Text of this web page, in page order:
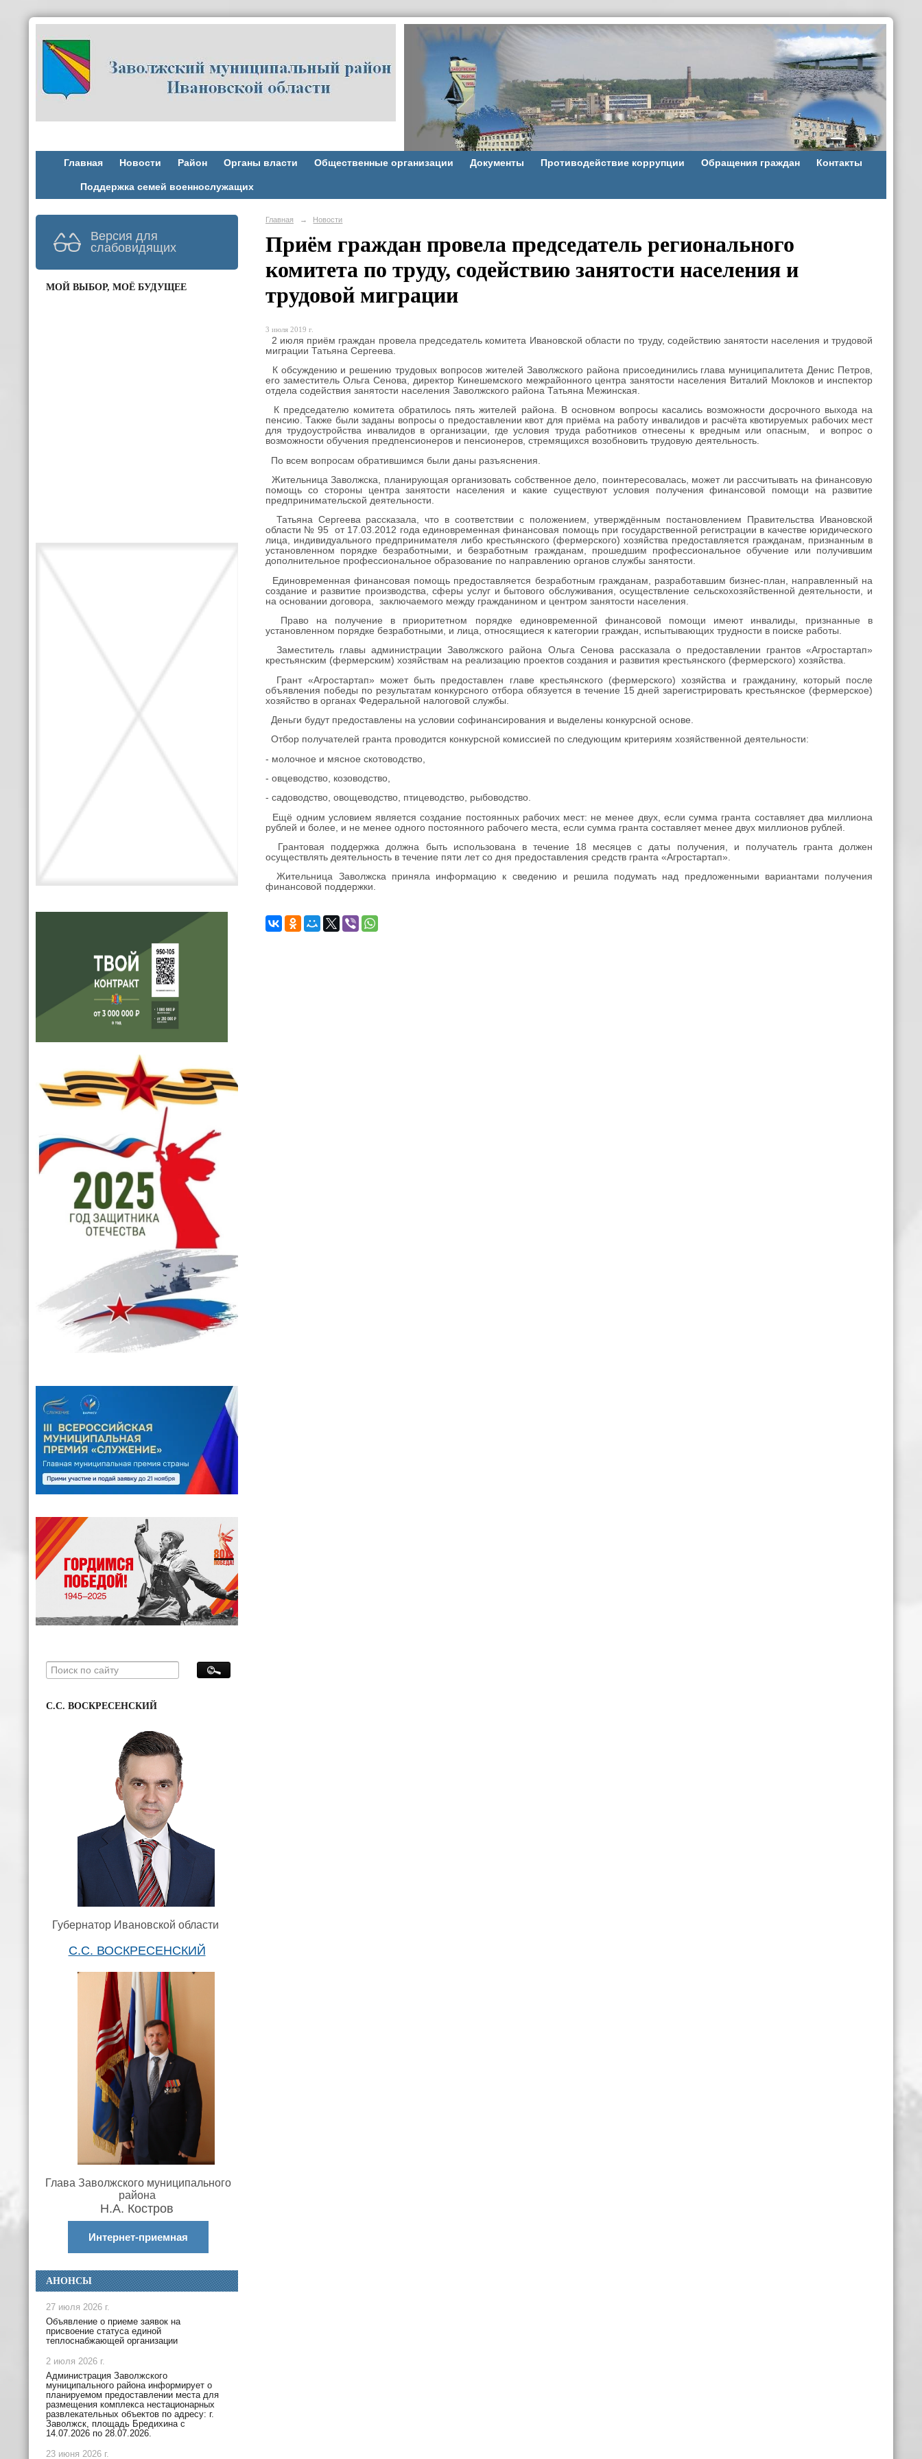
Главная Новости Район Органы власти Общественные организации Документы Противодействие коррупции Обращения граждан Контакты
Поддержка семей военнослужащих
Версия для
слабовидящих
МОЙ ВЫБОР, МОЁ БУДУЩЕЕ
С.С. ВОСКРЕСЕНСКИЙ
Губернатор Ивановской области
С.С. ВОСКРЕСЕНСКИЙ
Глава Заволжского муниципального
района
Н.А. Костров
Интернет-приемная
АНОНСЫ
27 июля 2026 г.
Объявление о приеме заявок на
присвоение статуса единой
теплоснабжающей организации
2 июля 2026 г.
Администрация Заволжского
муниципального района информирует о
планируемом предоставлении места для
размещения комплекса нестационарных
развлекательных объектов по адресу: г.
Заволжск, площадь Бредихина с
14.07.2026 по 28.07.2026.
23 июня 2026 г.
Главная → Новости
Приём граждан провела председатель регионального
комитета по труду, содействию занятости населения и
трудовой миграции
3 июля 2019 г.
2 июля приём граждан провела председатель комитета Ивановской области по труду, содействию занятости населения и трудовой
миграции Татьяна Сергеева.
К обсуждению и решению трудовых вопросов жителей Заволжского района присоединились глава муниципалитета Денис Петров,
его заместитель Ольга Сенова, директор Кинешемского межрайонного центра занятости населения Виталий Моклоков и инспектор
отдела содействия занятости населения Заволжского района Татьяна Межинская.
К председателю комитета обратилось пять жителей района. В основном вопросы касались возможности досрочного выхода на
пенсию. Также были заданы вопросы о предоставлении квот для приёма на работу инвалидов и расчёта квотируемых рабочих мест
для трудоустройства инвалидов в организации, где условия труда работников отнесены к вредным или опасным, и вопрос о
возможности обучения предпенсионеров и пенсионеров, стремящихся возобновить трудовую деятельность.
По всем вопросам обратившимся были даны разъяснения.
Жительница Заволжска, планирующая организовать собственное дело, поинтересовалась, может ли рассчитывать на финансовую
помощь со стороны центра занятости населения и какие существуют условия получения финансовой помощи на развитие
предпринимательской деятельности.
Татьяна Сергеева рассказала, что в соответствии с положением, утверждённым постановлением Правительства Ивановской
области № 95 от 17.03.2012 года единовременная финансовая помощь при государственной регистрации в качестве юридического
лица, индивидуального предпринимателя либо крестьянского (фермерского) хозяйства предоставляется гражданам, признанным в
установленном порядке безработными, и безработным гражданам, прошедшим профессиональное обучение или получившим
дополнительное профессиональное образование по направлению органов службы занятости.
Единовременная финансовая помощь предоставляется безработным гражданам, разработавшим бизнес-план, направленный на
создание и развитие производства, сферы услуг и бытового обслуживания, осуществление сельскохозяйственной деятельности, и
на основании договора, заключаемого между гражданином и центром занятости населения.
Право на получение в приоритетном порядке единовременной финансовой помощи имеют инвалиды, признанные в
установленном порядке безработными, и лица, относящиеся к категории граждан, испытывающих трудности в поиске работы.
Заместитель главы администрации Заволжского района Ольга Сенова рассказала о предоставлении грантов «Агростартап»
крестьянским (фермерским) хозяйствам на реализацию проектов создания и развития крестьянского (фермерского) хозяйства.
Грант «Агростартап» может быть предоставлен главе крестьянского (фермерского) хозяйства и гражданину, который после
объявления победы по результатам конкурсного отбора обязуется в течение 15 дней зарегистрировать крестьянское (фермерское)
хозяйство в органах Федеральной налоговой службы.
Деньги будут предоставлены на условии софинансирования и выделены конкурсной основе.
Отбор получателей гранта проводится конкурсной комиссией по следующим критериям хозяйственной деятельности:
- молочное и мясное скотоводство,
- овцеводство, козоводство,
- садоводство, овощеводство, птицеводство, рыбоводство.
Ещё одним условием является создание постоянных рабочих мест: не менее двух, если сумма гранта составляет два миллиона
рублей и более, и не менее одного постоянного рабочего места, если сумма гранта составляет менее двух миллионов рублей.
Грантовая поддержка должна быть использована в течение 18 месяцев с даты получения, и получатель гранта должен
осуществлять деятельность в течение пяти лет со дня предоставления средств гранта «Агростартап».
Жительница Заволжска приняла информацию к сведению и решила подумать над предложенными вариантами получения
финансовой поддержки.